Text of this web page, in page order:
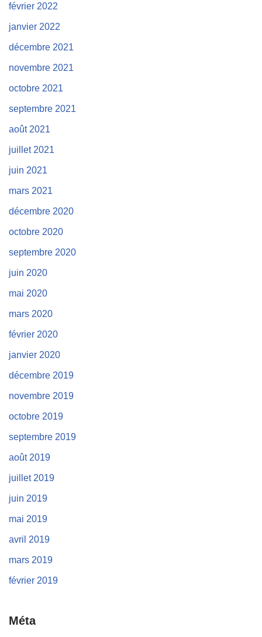
février 2022
janvier 2022
décembre 2021
novembre 2021
octobre 2021
septembre 2021
août 2021
juillet 2021
juin 2021
mars 2021
décembre 2020
octobre 2020
septembre 2020
juin 2020
mai 2020
mars 2020
février 2020
janvier 2020
décembre 2019
novembre 2019
octobre 2019
septembre 2019
août 2019
juillet 2019
juin 2019
mai 2019
avril 2019
mars 2019
février 2019
Méta